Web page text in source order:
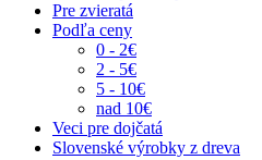
Pre zvieratá
Podľa ceny
0 - 2€
2 - 5€
5 - 10€
nad 10€
Veci pre dojčatá
Slovenské výrobky z dreva